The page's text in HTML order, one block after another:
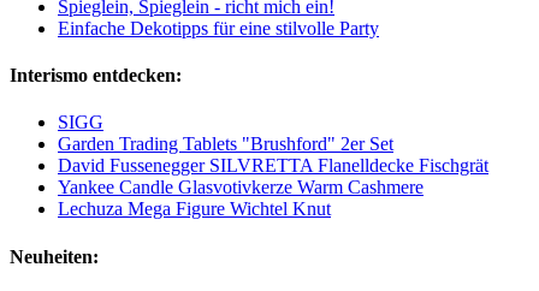
Spieglein, Spieglein - richt mich ein!
Einfache Dekotipps für eine stilvolle Party
Interismo entdecken:
SIGG
Garden Trading Tablets "Brushford" 2er Set
David Fussenegger SILVRETTA Flanelldecke Fischgrät
Yankee Candle Glasvotivkerze Warm Cashmere
Lechuza Mega Figure Wichtel Knut
Neuheiten: